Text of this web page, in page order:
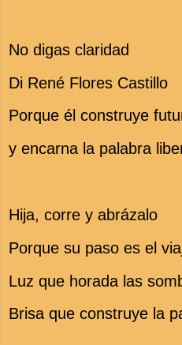
No digas claridad
Di René Flores Castillo
Porque él construye
y encarna la palabra
Hija, corre y abrázalo
Porque su paso es el
Luz que horada las
Brisa que construye la